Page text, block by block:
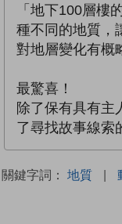
「地下100層樓
種不同的地質，
對地層變化有概
最驚喜！
除了保有具有主
了尋找故事線索
關鍵字詞： 地質 |